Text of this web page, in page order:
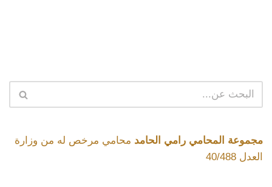
مجموعة المحامي رامي الحامد محامي مرخص له من وزارة
العدل 40/488